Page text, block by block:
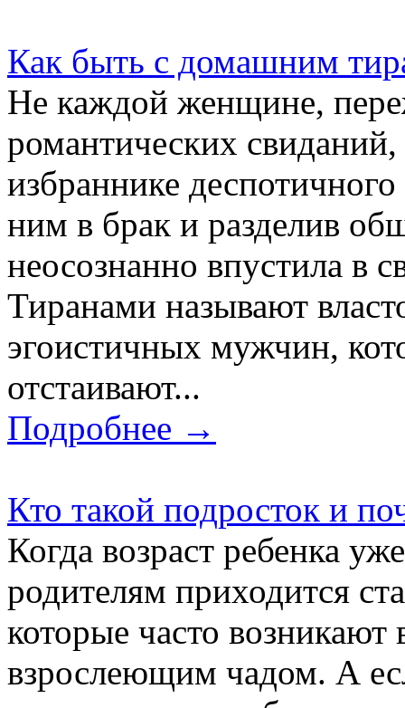
Как быть с домашним
Не каждой женщине,
романтических свиданий,
избраннике
ним в брак и разделив
неосознанно впустила в
Тиранами называют
эгоистичных мужчин,
отстаивают...
Подробнее →
Кто такой подросток и
Когда возраст ребенка
родителям приходится
которые часто
взрослеющим чадом. А